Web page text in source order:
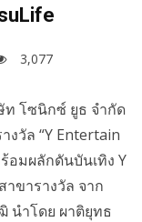
3,077
โซนิกซ์ ยูธ จำกัด
งวัล “Y Entertain
อมผลักดันบันเทิง Y
าขารางวัล จาก
นำโดย ผาติยุทธ